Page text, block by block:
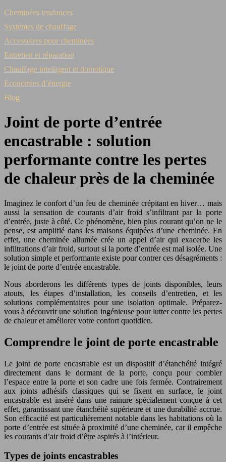
Cheminées tendances
Systèmes de chauffage
Accessoires pour cheminées
Entretien et réparation
Chauffage intelligent et domotique
Économies d’énergie
Blog
Joint de porte d’entrée
encastrable : solution
performante contre les pertes
de chaleur près de la cheminée
Imaginez le confort d’un feu de cheminée crépitant en hiver… mais
aussi la sensation de courants d’air froid s’infiltrant par la porte
d’entrée, juste à côté. Ce phénomène, bien plus courant qu’on ne le
pense, est amplifié dans les maisons équipées d’une cheminée. En
effet, une cheminée allumée crée un appel d’air qui exacerbe les
infiltrations d’air froid, surtout si la porte d’entrée est mal isolée. Une
solution simple et performante existe pour contrer ces désagréments :
le joint de porte d’entrée encastrable.
Nous aborderons les différents types de joints disponibles, leurs
atouts, les étapes d’installation, les conseils d’entretien, et les
solutions complémentaires pour une isolation optimale. Préparez-
vous à découvrir une solution ingénieuse pour lutter contre les pertes
de chaleur et améliorer votre confort quotidien.
Comprendre le joint de porte encastrable
Le joint de porte encastrable est un dispositif d’étanchéité intégré
directement dans le dormant de la porte, conçu pour combler
l’espace entre la porte et son cadre une fois fermée. Contrairement
aux joints adhésifs classiques qui se fixent en surface, le joint
encastrable est inséré dans une rainure spécialement conçue à cet
effet, garantissant une étanchéité supérieure et une durabilité accrue.
Son efficacité est particulièrement notable dans les habitations où la
porte d’entrée est située à proximité d’une cheminée, car il empêche
les courants d’air froid d’être aspirés à l’intérieur.
Types de joints encastrables